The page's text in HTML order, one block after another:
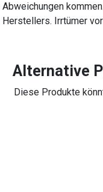
Abweichungen
Herstellers. Irrtümer
Alternative
Diese Produkte